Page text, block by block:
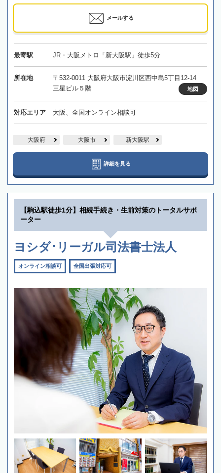
メールする
最寄駅 JR・大阪メトロ「新大阪駅」徒歩5分
所在地
〒532-0011 大阪府大阪市淀川区西中島5丁目12-14
三星ビル５階
地図
対応エリア 大阪、全国オンライン相談可
大阪府 大阪市 新大阪駅
詳細を見る
【駒込駅徒歩1分】相続手続き・生前対策のトータルサポ
ーター
ヨシダ･リーガル司法書士法人
オンライン相談可 全国出張対応可